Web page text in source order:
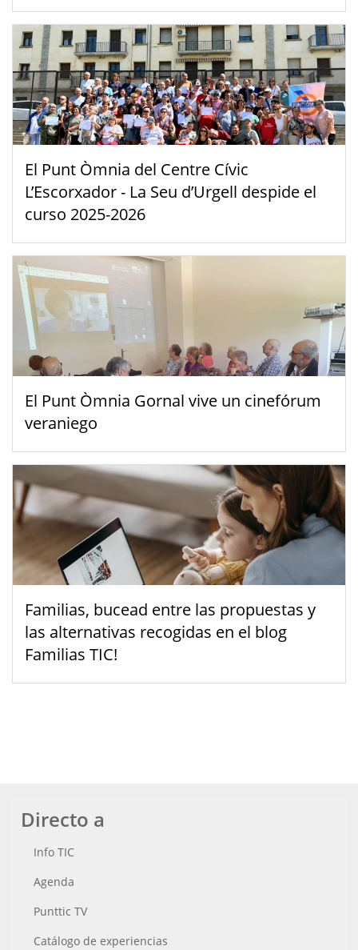
El Punt Òmnia del Centre Cívic
L’Escorxador - La Seu d’Urgell despide el
curso 2025-2026
El Punt Òmnia Gornal vive un cinefórum
veraniego
Familias, bucead entre las propuestas y
las alternativas recogidas en el blog
Familias TIC!
Directo a
Info TIC
Agenda
Punttic TV
Catálogo de experiencias